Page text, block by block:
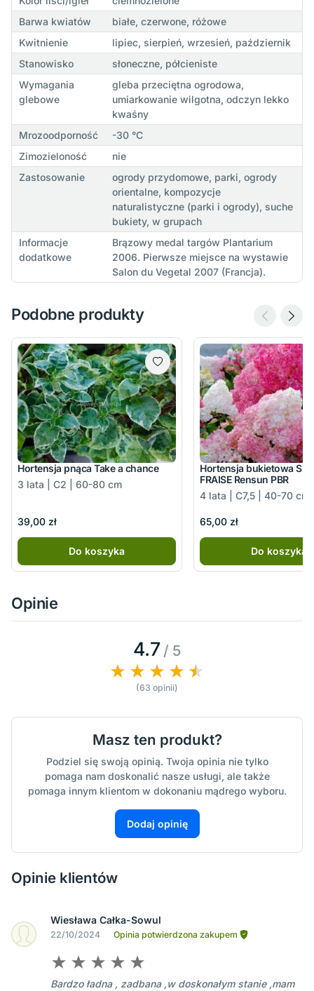
Barwa kwiatów
białe, czerwone, różowe
Kwitnienie
lipiec, sierpień, wrzesień, październik
Stanowisko
słoneczne, półcieniste
Wymagania
glebowe
gleba przeciętna ogrodowa,
umiarkowanie wilgotna, odczyn lekko
kwaśny
Mrozoodporność
-30 °C
Zimozieloność
nie
Zastosowanie
ogrody przydomowe, parki, ogrody
orientalne, kompozycje
naturalistyczne (parki i ogrody), suche
bukiety, w grupach
Informacje
dodatkowe
Brązowy medal targów Plantarium
2006. Pierwsze miejsce na wystawie
Salon du Vegetal 2007 (Francja).
Podobne produkty
Hortensja pnąca Take a chance
3 lata | C2 | 60-80 cm
39,00 zł
Do koszyka
Hortensja bukietowa
FRAISE Rensun PBR
4 lata | C7,5 | 40-70 cm
65,00 zł
Do koszyka
Opinie
4.7 / 5
(63 opinii)
Masz ten produkt?
Podziel się swoją opinią. Twoja opinia nie tylko
pomaga nam doskonalić nasze usługi, ale także
pomaga innym klientom w dokonaniu mądrego wyboru.
Dodaj opinię
Opinie klientów
Wiesława Całka-Sowul
22/10/2024 Opinia potwierdzona zakupem
Bardzo ładna , zadbana ,w doskonałym stanie ,mam